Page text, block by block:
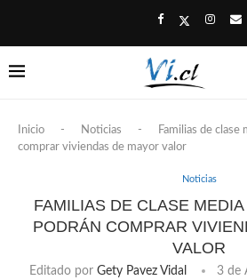
Inicio - Noticias -
Familias de clase
comprar viviendas de mayor valor
Noticias
FAMILIAS DE CLASE
PODRÁN COMPRAR
VALOR
Editado por Gety Pavez Vidal 3 de